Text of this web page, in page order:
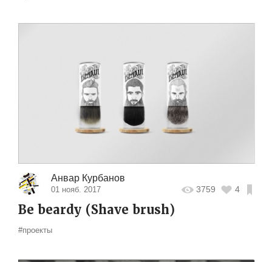
Анвар Курбанов
01 нояб. 2017 3759 4
Be beardy (Shave brush)
#проекты